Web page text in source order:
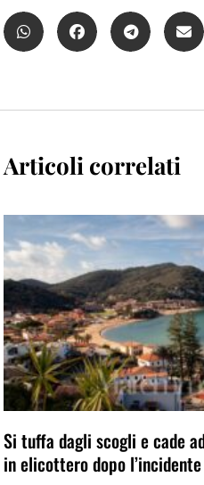
Articoli correlati
Si tuffa dagli scogli e cade
in elicottero dopo